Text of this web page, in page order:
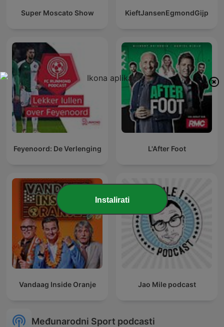
Super Moscato Show KieftJansenEgmondGijp
Feyenoord: De Verlenging L'After Foot
Vandaag Inside Oranje Jao Mile podcast
Međunarodni Sport podcasti
Instalirati